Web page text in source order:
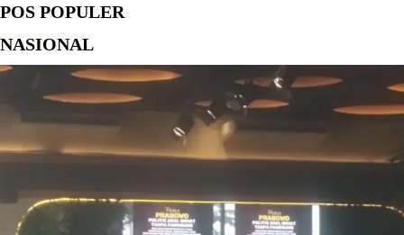
POS POPULER
NASIONAL